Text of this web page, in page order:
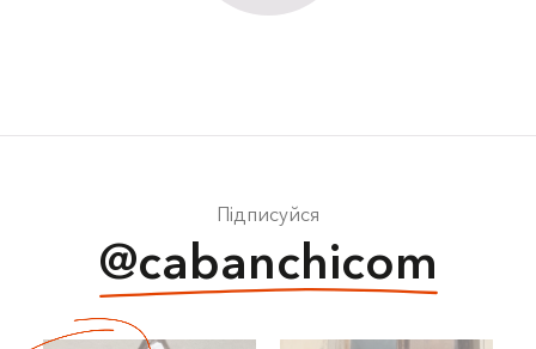
Підписуйся
@cabanchicom